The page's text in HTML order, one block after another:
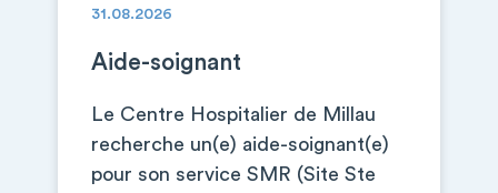
31.08.2026
Aide-soignant
Le Centre Hospitalier de Millau
recherche un(e) aide-soignant(e)
pour son service SMR (Site Ste